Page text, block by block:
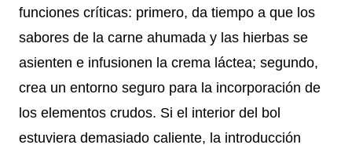
funciones críticas: primero, da tiempo a que los
sabores de la carne ahumada y las hierbas se
asienten e infusionen la crema láctea; segundo,
crea un entorno seguro para la incorporación de
los elementos crudos. Si el interior del bol
estuviera demasiado caliente, la introducción